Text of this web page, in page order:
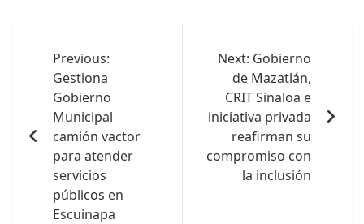
entradas
Previous:
Gestiona
Gobierno
Municipal
camión vactor
para atender
servicios
públicos en
Escuinapa
Next: Gobierno
de Mazatlán,
CRIT Sinaloa e
iniciativa privada
reafirman su
compromiso con
la inclusión